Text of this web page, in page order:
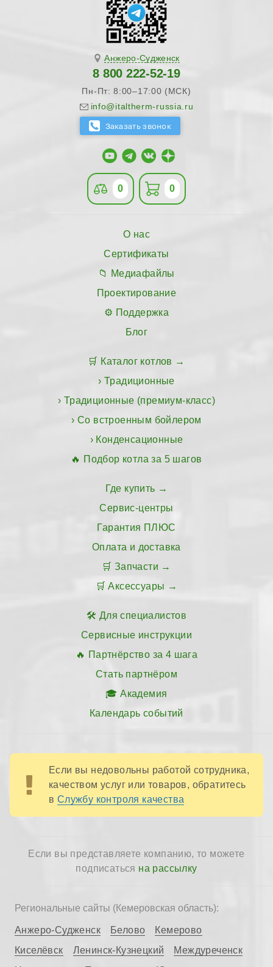
Анжеро-Судженск
8 800 222-52-19
Пн-Пт: 8:00–17:00 (МСК)
info@italtherm-russia.ru
0 0
О нас
Сертификаты
Медиафайлы
Проектирование
Поддержка
Блог
Каталог котлов
Традиционные
Традиционные (премиум-класс)
Со встроенным бойлером
Конденсационные
Подбор котла за 5 шагов
Где купить
Сервис-центры
Гарантия ПЛЮС
Оплата и доставка
Запчасти
Аксессуары
Для специалистов
Сервисные инструкции
Партнёрство за 4 шага
Стать партнёром
Академия
Календарь событий
Если вы недовольны работой сотрудника,
качеством услуг или товаров, обратитесь
в Службу контроля качества
Если вы представляете компанию, то можете
подписаться на рассылку
Региональные сайты (Кемеровская область):
Анжеро-Судженск Белово
Кемерово
Киселёвск
Ленинск-Кузнецкий
Междуреченск